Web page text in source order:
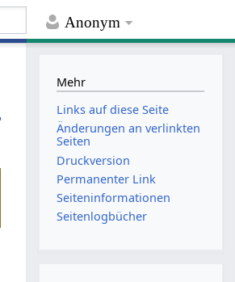
Anonym
Mehr
Links auf diese Seite
Änderungen an verlinkten
Seiten
Druckversion
Permanenter Link
Seiten­­informationen
Seitenlogbücher